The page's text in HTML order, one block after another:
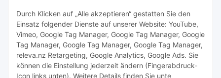
Durch Klicken auf „Alle akzeptieren“ gestatten Sie den
Einsatz folgender Dienste auf unserer Website: YouTube,
Vimeo, Google Tag Manager, Google Tag Manager, Google
Tag Manager, Google Tag Manager, Google Tag Manager,
releva.nz Retargeting, Google Analytics, Google Ads. Sie
können die Einstellung jederzeit ändern (Fingerabdruck-
Icon links unten). Weitere Details finden Sie unte